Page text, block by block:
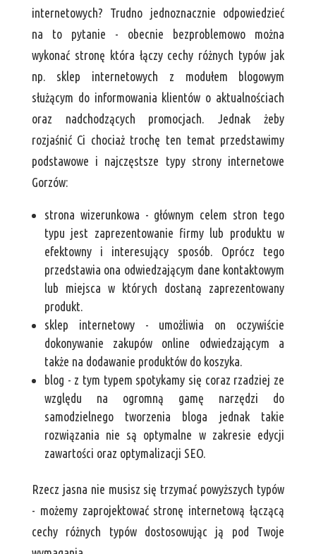
internetowych? Trudno jednoznacznie odpowiedzieć
na to pytanie - obecnie bezproblemowo można
wykonać stronę która łączy cechy różnych typów jak
np. sklep internetowych z modułem blogowym
służącym do informowania klientów o aktualnościach
oraz nadchodzących promocjach. Jednak żeby
rozjaśnić Ci chociaż trochę ten temat przedstawimy
podstawowe i najczęstsze typy strony internetowe
Gorzów:
strona wizerunkowa - głównym celem stron tego
typu jest zaprezentowanie firmy lub produktu w
efektowny i interesujący sposób. Oprócz tego
przedstawia ona odwiedzającym dane kontaktowym
lub miejsca w których dostaną zaprezentowany
produkt.
sklep internetowy - umożliwia on oczywiście
dokonywanie zakupów online odwiedzającym a
także na dodawanie produktów do koszyka.
blog - z tym typem spotykamy się coraz rzadziej ze
względu na ogromną gamę narzędzi do
samodzielnego tworzenia bloga jednak takie
rozwiązania nie są optymalne w zakresie edycji
zawartości oraz optymalizacji SEO.
Rzecz jasna nie musisz się trzymać powyższych typów
- możemy zaprojektować stronę internetową łączącą
cechy różnych typów dostosowując ją pod Twoje